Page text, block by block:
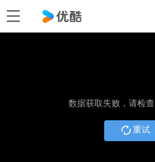
数据获取失败，请检
重试